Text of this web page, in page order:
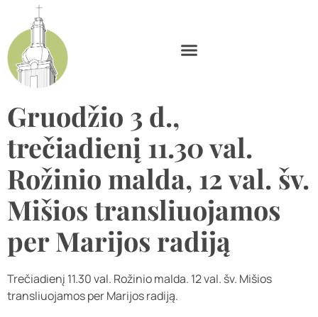
Gruodžio 3 d.,
trečiadienį 11.30 val.
Rožinio malda, 12 val. šv.
Mišios transliuojamos
per Marijos radiją
Trečiadienį 11.30 val. Rožinio malda. 12 val. šv. Mišios
transliuojamos per Marijos radiją.